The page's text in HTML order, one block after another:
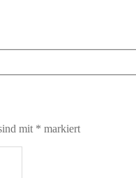
mit * markiert